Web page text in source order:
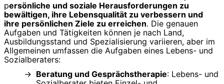
persönliche und soziale Herausforderungen zu
bewältigen, ihre Lebensqualität zu verbessern und
ihre persönlichen Ziele zu erreichen. Die genauen
Aufgaben und Tätigkeiten können je nach Land,
Ausbildungsstand und Spezialisierung variieren, aber im
Allgemeinen umfassen die Aufgaben eines Lebens- und
Sozialberaters:
Beratung und Gesprächstherapie: Lebens- und